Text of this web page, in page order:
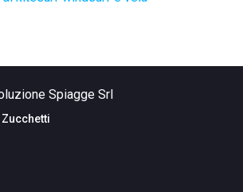
Spiagge Srl